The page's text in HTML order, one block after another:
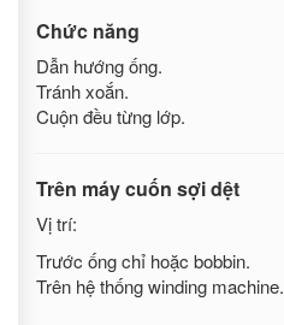
Chức năng
Dẫn hướng ống.
Tránh xoắn.
Cuộn đều từng lớp.
Trên máy cuốn sợi dệt
Vị trí:
Trước ống chỉ hoặc bobbin.
Trên hệ thống winding machine.